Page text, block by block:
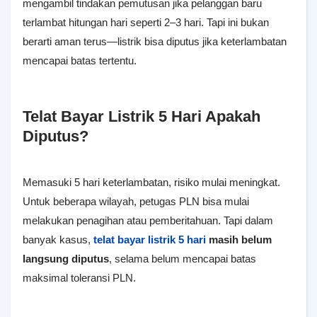
mengambil tindakan pemutusan jika pelanggan baru
terlambat hitungan hari seperti 2–3 hari. Tapi ini bukan
berarti aman terus—listrik bisa diputus jika keterlambatan
mencapai batas tertentu.
Telat Bayar Listrik 5 Hari Apakah
Diputus?
Memasuki 5 hari keterlambatan, risiko mulai meningkat.
Untuk beberapa wilayah, petugas PLN bisa mulai
melakukan penagihan atau pemberitahuan. Tapi dalam
banyak kasus, telat bayar listrik 5 hari masih belum
langsung diputus, selama belum mencapai batas
maksimal toleransi PLN.